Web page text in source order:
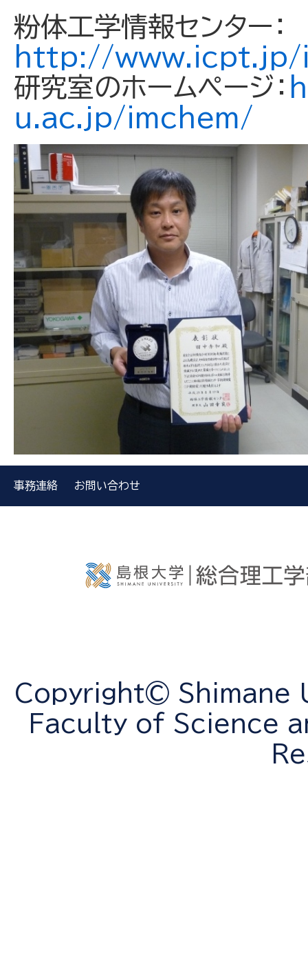
粉体工学情報センター：
http://www.icpt.jp/
研究室のホームページ：
u.ac.jp/imchem/
事務連絡 お問い合わせ
Copyright© Shimane
Faculty of Science